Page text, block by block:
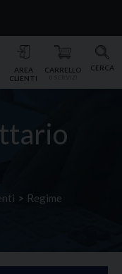
CERCA
CARRELLO
AREA
CLIENTI
> Regime